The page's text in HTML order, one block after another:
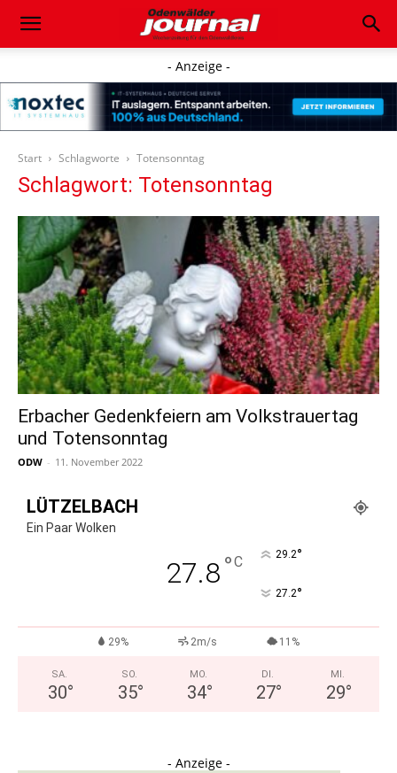
- Anzeige -
Start Schlagworte Totensonntag
Schlagwort: Totensonntag
Erbacher Gedenkfeiern am Volkstrauertag
und Totensonntag
ODW - 11. November 2022
LÜTZELBACH
Ein Paar Wolken
27.8°C 29.2°
27.2°
29% 2m/s 11%
SA.
30°
SO.
35°
MO.
34°
DI.
27°
MI.
29°
- Anzeige -